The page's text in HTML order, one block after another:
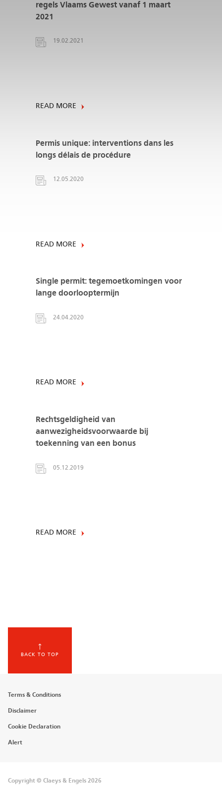
regels Vlaams Gewest vanaf 1 maart
2021
19.02.2021
READ MORE
Permis unique: interventions dans les
longs délais de procédure
12.05.2020
READ MORE
Single permit: tegemoetkomingen voor
lange doorlooptermijn
24.04.2020
READ MORE
Rechtsgeldigheid van
aanwezigheidsvoorwaarde bij
toekenning van een bonus
05.12.2019
READ MORE
BACK TO TOP
Footer
menu
Terms & Conditions
Disclaimer
Cookie Declaration
Alert
Copyright © Claeys & Engels 2026